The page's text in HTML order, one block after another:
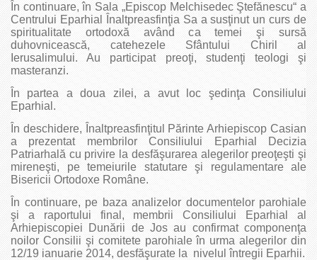
În continuare, în Sala „Episcop Melchisedec Ştefănescu“ a
Centrului Eparhial Înaltpreasfinţia Sa a susţinut un curs de
spiritualitate ortodoxă având ca temei şi sursă
duhovnicească, catehezele Sfântului Chiril al
Ierusalimului. Au participat preoţi, studenţi teologi şi
masteranzi.
În partea a doua zilei, a avut loc şedinţa Consiliului
Eparhial.
În deschidere, Înaltpreasfinţitul Părinte Arhiepiscop Casian
a prezentat membrilor Consiliului Eparhial Decizia
Patriarhală cu privire la desfăşurarea alegerilor preoţeşti şi
mireneşti, pe temeiurile statutare şi regulamentare ale
Bisericii Ortodoxe Române.
În continuare, pe baza analizelor documentelor parohiale
şi a raportului final, membrii Consiliului Eparhial al
Arhiepiscopiei Dunării de Jos au confirmat componenţa
noilor Consilii şi comitete parohiale în urma alegerilor din
12/19 ianuarie 2014, desfăşurate la nivelul întregii Eparhii.